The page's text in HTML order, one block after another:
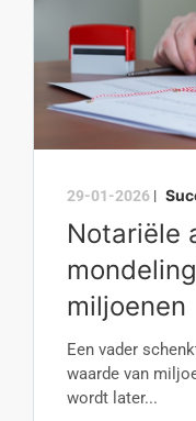
29-01-2026 |
Notariële
miljoenen
Een vader
waarde van
wordt later...